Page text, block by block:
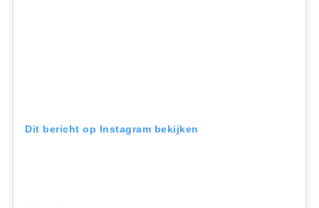
Dit bericht op Instagram bekijken